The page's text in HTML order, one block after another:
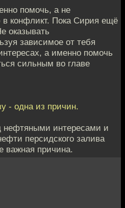
помочь, а не
конфликт. Пока Сирия ещё
оказывать
зависимое от тебя
а именно помочь
сильным во главе
- одна из причин.
нефтяными интересами и
персидского залива
важная причина.